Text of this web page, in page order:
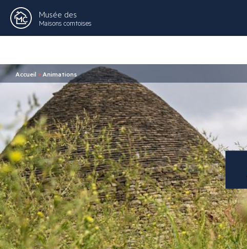
Musée des
Maisons comtoises
Accueil > Animations